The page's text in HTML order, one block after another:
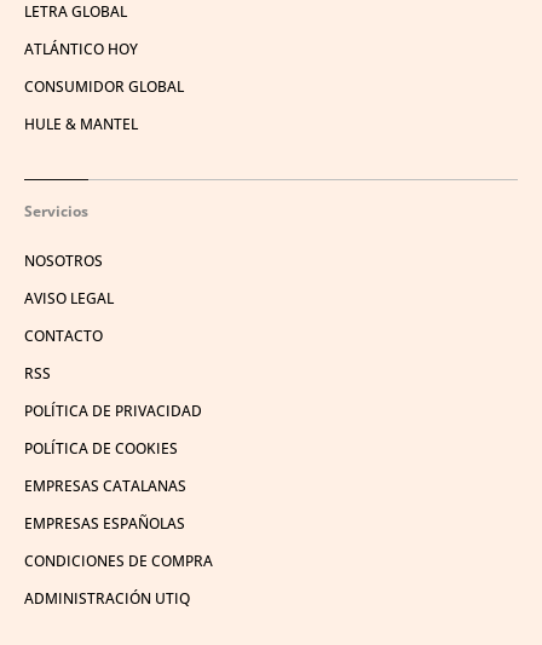
LETRA GLOBAL
ATLÁNTICO HOY
CONSUMIDOR GLOBAL
HULE & MANTEL
Servicios
NOSOTROS
AVISO LEGAL
CONTACTO
RSS
POLÍTICA DE PRIVACIDAD
POLÍTICA DE COOKIES
EMPRESAS CATALANAS
EMPRESAS ESPAÑOLAS
CONDICIONES DE COMPRA
ADMINISTRACIÓN UTIQ